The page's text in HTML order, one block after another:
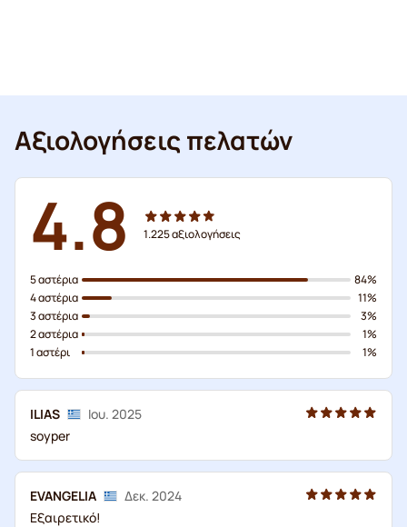
Αξιολογήσεις πελατών
4.8 1.225αξιολογήσεις
5 αστέρια
4 αστέρια
3 αστέρια
2 αστέρια
1 αστέρι
84%
11%
3%
1%
1%
ILIAS
Ιου. 2025
soyper
EVANGELIA
Δεκ. 2024
Εξαιρετικό!